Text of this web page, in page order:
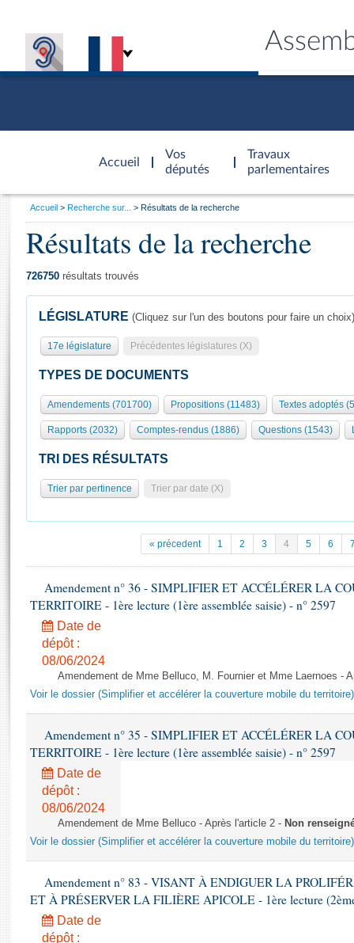
Accueil
d'accueil
Vos
députés
Travaux
parlementaires
Présidence
577 députés
Groupes politiques
Séance publique
Commissions et autres organes
Europe et International
Pétitions
Projets de loi
Propositions de loi
Amendements
Textes adoptés
Rapports d'information
Rapports d'enquête
Rapports législatifs
Rapports sur l'application des lois
Baromètre de l’application des lois
Budget et sécurité sociale
Général
Rôle et pouvoirs de l'Assemblée
Organisation de l'Assemblée
Présidence Conférence des Présidents Bureau Collège des
Statistiques et chiffres clés
Documents de référence
( Constitution | Règlement de l'Assemblée ... )
Juniors
Anciennes législatures
Visiter l'Assemblée
Visite virtuelle du palais Bourbon
Assister à une séance
Contacts et plan d'accès
Photos libres de droit
Vous
Accueil Recherche sur... Résultats de la recherche
Résultats de la recherche
726750 résultats trouvés
LÉGISLATURE (Cliquez sur l'un des boutons pour faire un choix)
17e législature Précédentes législatures (X)
TYPES DE DOCUMENTS
Amendements (701700) Propositions (11483) Textes adoptés
Rapports (2032) Comptes-rendus (1886) Questions (1543)
TRI DES RÉSULTATS
Trier par pertinence Trier par date (X)
« précedent 1 2 3 4 5 6
Amendement n° 36 - SIMPLIFIER ET ACCÉLÉRER LA
TERRITOIRE - 1ère lecture (1ère assemblée saisie) - n° 2597
Date de
dépôt :
08/06/2024
Amendement de Mme Belluco, M. Fournier et Mme Laernoes -
Voir le dossier (Simplifier et accélérer la couverture mobile du territoire)
Amendement n° 35 - SIMPLIFIER ET ACCÉLÉRER LA
TERRITOIRE - 1ère lecture (1ère assemblée saisie) - n° 2597
Date de
dépôt :
08/06/2024
Amendement de Mme Belluco - Après l'article 2 - Non
Voir le dossier (Simplifier et accélérer la couverture mobile du territoire)
Amendement n° 83 - VISANT À ENDIGUER LA
ET À PRÉSERVER LA FILIÈRE APICOLE - 1ère lecture
Date de
dépôt :